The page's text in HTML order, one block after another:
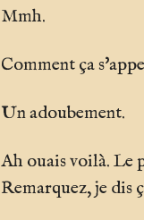
Mmh.
Comment ça
Un adoubement.
Ah ouais voilà. Le
Remarquez, je dis